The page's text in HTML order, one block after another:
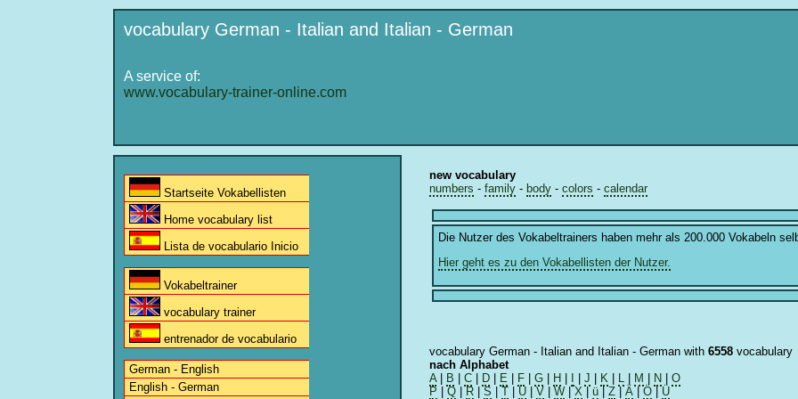
vocabulary German - Italian and Italian - German
A service of:
www.vocabulary-trainer-online.com
Startseite Vokabellisten
Home vocabulary list
Lista de vocabulario Inicio
Vokabeltrainer
vocabulary trainer
entrenador de vocabulario
German - English
English - German
new vocabulary
numbers - family - body - colors - calendar
Die Nutzer des Vokabeltrainers haben mehr als 200.000 Vokabeln
Hier geht es zu den Vokabellisten der Nutzer.
vocabulary German - Italian and Italian - German with 6558 vocabulary
nach Alphabet
A| B C D E F G H J K L M N
O
P
Q R S T U V W X ü Z Ä Ö Ü